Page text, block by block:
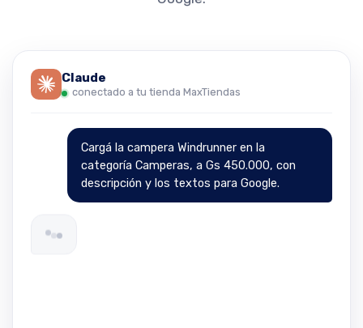
Claude
conectado a tu tienda MaxTiendas
Cargá la campera Windrunner en la
categoría Camperas, a Gs 450.000, con
descripción y los textos para Google.
Listo. Creé el producto y le cargué la